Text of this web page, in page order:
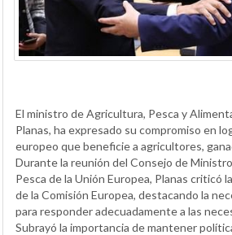
El ministro de Agricultura, Pesca y
Planas, ha expresado su compromiso en
europeo que beneficie a agricultores,
Durante la reunión del Consejo de
Pesca de la Unión Europea, Planas criticó
de la Comisión Europea, destacando la
para responder adecuadamente a las
Subrayó la importancia de mantener